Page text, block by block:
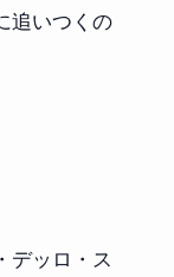
追いつくの
デッロ・ス